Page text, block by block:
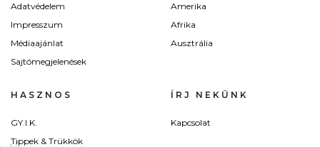
Adatvédelem
Impresszum
Médiaajánlat
Sajtómegjelenések
Amerika
Afrika
Ausztrália
HASZNOS
GY.I.K.
Tippek & Trükkök
ÍRJ NEKÜNK
Kapcsolat